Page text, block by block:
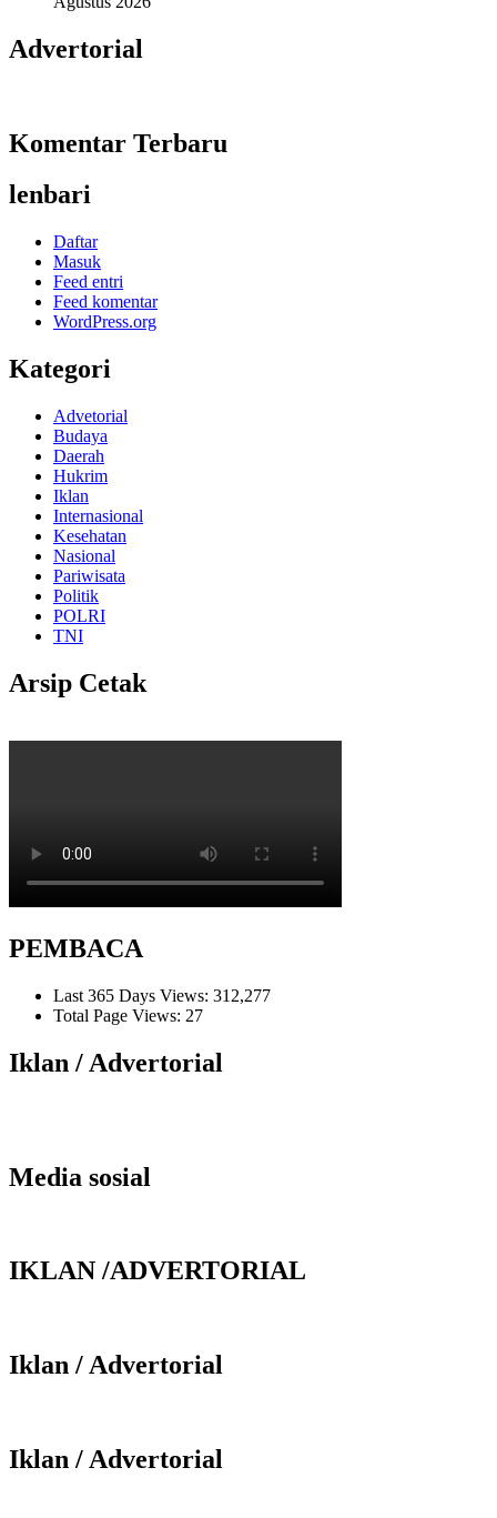
Advertorial
Komentar Terbaru
lenbari
Daftar
Masuk
Feed entri
Feed komentar
WordPress.org
Kategori
Advetorial
Budaya
Daerah
Hukrim
Iklan
Internasional
Kesehatan
Nasional
Pariwisata
Politik
POLRI
TNI
Arsip Cetak
PEMBACA
Last 365 Days Views: 312,277
Total Page Views: 27
Iklan / Advertorial
Media sosial
IKLAN /ADVERTORIAL
Iklan / Advertorial
Iklan / Advertorial